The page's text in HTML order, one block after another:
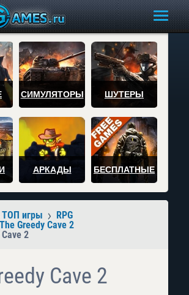
СИМУЛЯТОРЫ ШУТЕРЫ
АРКАДЫ БЕСПЛАТНЫЕ
ТОП игры
RPG
Greedy Cave 2
2
Cave 2